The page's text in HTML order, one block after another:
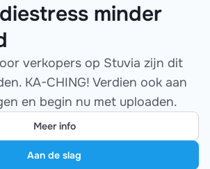
minder
verkopers op Stuvia zijn dit
KA-CHING! Verdien ook aan
en begin nu met uploaden.
Meer info
Aan de slag